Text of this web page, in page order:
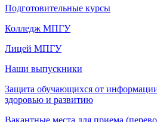
Подготовительные курсы
Колледж МПГУ
Лицей МПГУ
Наши выпускники
Защита обучающихся от
здоровью и развитию